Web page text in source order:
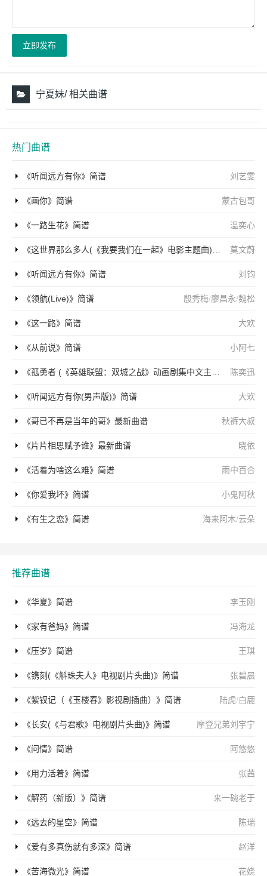
立即发布
宁夏妹/ 相关曲谱
热门曲谱
刘艺雯
《听闻远方有你》简谱
蒙古包哥
《画你》简谱
温奕心
《一路生花》简谱
莫文蔚
《这世界那么多人(《我要我们在一起》电影主题曲)》简谱
刘钧
《听闻远方有你》简谱
殷秀梅/廖昌永/魏松
《领航(Live)》简谱
大欢
《这一路》简谱
小阿七
《从前说》简谱
陈奕迅
《孤勇者 (《英雄联盟：双城之战》动画剧集中文主题曲)》简谱
大欢
《听闻远方有你(男声版)》简谱
秋裤大叔
《哥已不再是当年的哥》最新曲谱
晓依
《片片相思赋予谁》最新曲谱
雨中百合
《活着为啥这么难》简谱
小鬼阿秋
《你爱我坏》简谱
海来阿木/云朵
《有生之恋》简谱
推荐曲谱
李玉刚
《华夏》简谱
冯海龙
《家有爸妈》简谱
王琪
《压岁》简谱
张碧晨
《镌刻(《斛珠夫人》电视剧片头曲)》简谱
陆虎/白鹿
《紫钗记（《玉楼春》影视剧插曲）》简谱
摩登兄弟刘宇宁
《长安(《与君歌》电视剧片头曲)》简谱
阿悠悠
《问情》简谱
张茜
《用力活着》简谱
来一碗老于
《解药（新版）》简谱
陈瑞
《远去的星空》简谱
赵洋
《爱有多真伤就有多深》简谱
花娆
《苦海微光》简谱